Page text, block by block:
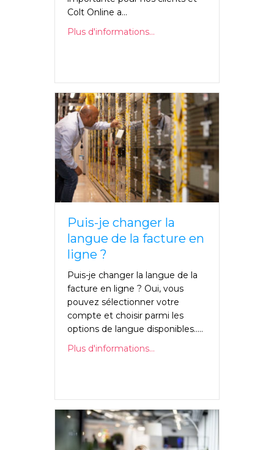
Colt Online a...
Plus d'informations...
Puis-je changer la
langue de la facture en
ligne ?
Puis-je changer la langue de la
facture en ligne ? Oui, vous
pouvez sélectionner votre
compte et choisir parmi les
options de langue disponibles.....
Plus d'informations...